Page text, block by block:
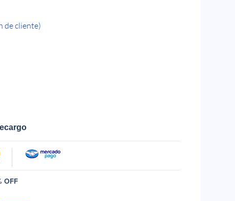
de cliente)
OFF